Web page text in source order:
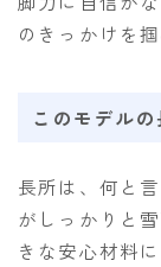
のきっかけを
このモデルの
長所は、何と
がしっかりと
きな安心材料